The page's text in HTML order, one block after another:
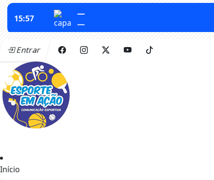
Entrar
Início